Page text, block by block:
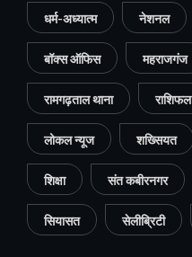
धर्म-अध्यात्म नेशनल
बॉक्स ऑफिस महराजगंज
रामगढ़ताल थाना राशिफल
लोकल न्यूज शख्सियत
शिक्षा संत कबीरनगर
सियासत सेलीब्रिटी